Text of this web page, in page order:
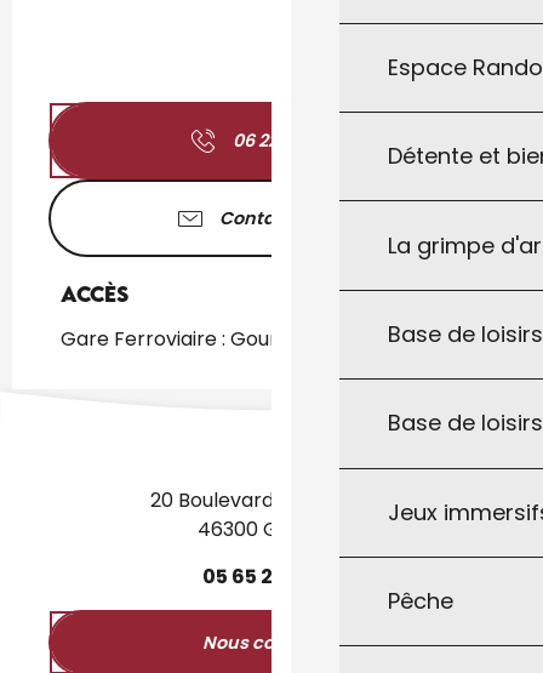
Espace
Détente et
La grimpe
Base de
Base de
Jeux
Pêche
06 22 51 30
Contactez-nous
Accès
Accès
Gare Ferroviaire : Gourdon à 1km
20 Boulevard des Martyrs
46300 Gourdon
05 65 27
Nous contacter